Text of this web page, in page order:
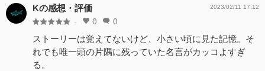
Kの感想・評価
- 0 0
2023/02/11 17:12
ストーリーは覚えてないけど、小さい頃に見た記憶。そ
れでも唯一頭の片隅に残っていた名言がカッコよすぎ
る。